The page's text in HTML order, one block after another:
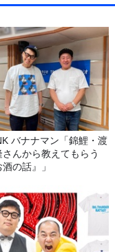
錦鯉・渡
さんから教えてもらう
の話』」